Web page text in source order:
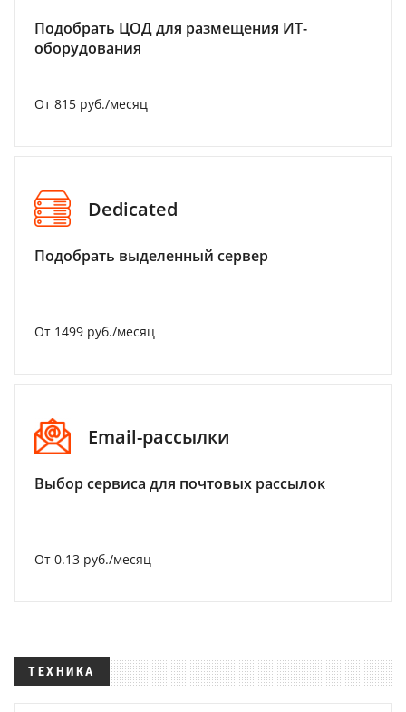
Подобрать ЦОД для размещения ИТ-
оборудования
От 815 руб./месяц
Dedicated
Подобрать выделенный сервер
От 1499 руб./месяц
Email-рассылки
Выбор сервиса для почтовых рассылок
От 0.13 руб./месяц
ТЕХНИКА